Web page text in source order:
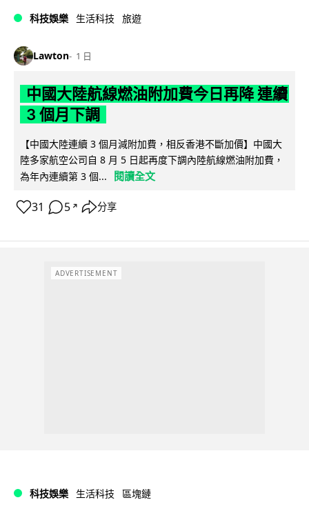
科技娛樂 生活科技 旅遊
Lawton 1 日
中國大陸航線燃油附加費今日再降 連續
3 個月下調
【中國大陸連續 3 個月減附加費，相反香港不斷加價】中國大
陸多家航空公司自 8 月 5 日起再度下調內陸航線燃油附加費，
為年內連續第 3 個...
閱讀全文
31 5 ↗ 分享
ADVERTISEMENT
科技娛樂 生活科技 區塊鏈